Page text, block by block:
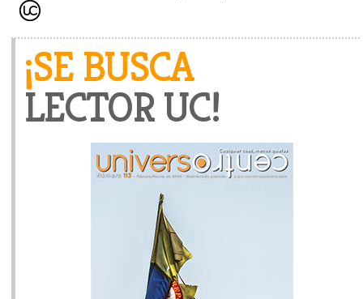
¡SE BUSCA
LECTOR UC!